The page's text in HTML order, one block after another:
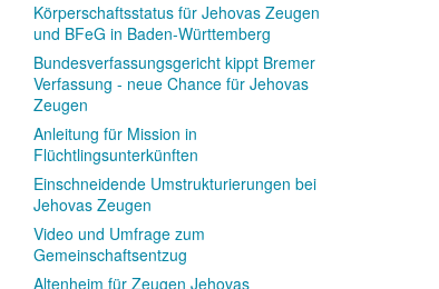
Körperschaftsstatus für Jehovas Zeugen
und BFeG in Baden-Württemberg
Bundesverfassungsgericht kippt Bremer
Verfassung - neue Chance für Jehovas
Zeugen
Anleitung für Mission in
Flüchtlingsunterkünften
Einschneidende Umstrukturierungen bei
Jehovas Zeugen
Video und Umfrage zum
Gemeinschaftsentzug
Altenheim für Zeugen Jehovas